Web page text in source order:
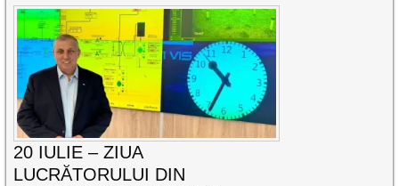
20 IULIE – ZIUA
LUCRĂTORULUI DIN